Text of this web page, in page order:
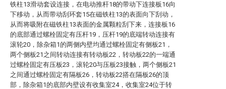
铁柱13滑动套设连接，在电动推杆18的带动下连接板16向
下移动，从而带动刮环套15在磁铁柱13的表面向下刮动，
从而将吸附在磁铁柱13表面的金属颗粒刮下来，连接板16
的底部通过螺栓固定有压杆19，压杆19的底端转动连接有
滚轮20，除杂箱1的两侧内壁均通过螺栓固定有侧板21，
两个侧板21之间转动连接有转动板22，转动板22的一端通
过螺栓固定有压板23，滚轮20与压板23接触，两个侧板21
之间通过螺栓固定有隔板26，转动板22搭在隔板26的顶
部，除杂箱1的底部内壁设有收集室24，收集室24位于转